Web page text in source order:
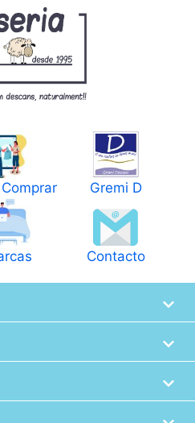
Pasar
al
contenido
principal
Gremi D
Contacto